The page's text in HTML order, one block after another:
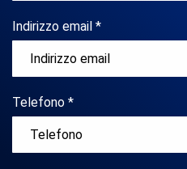
Indirizzo email *
Telefono *